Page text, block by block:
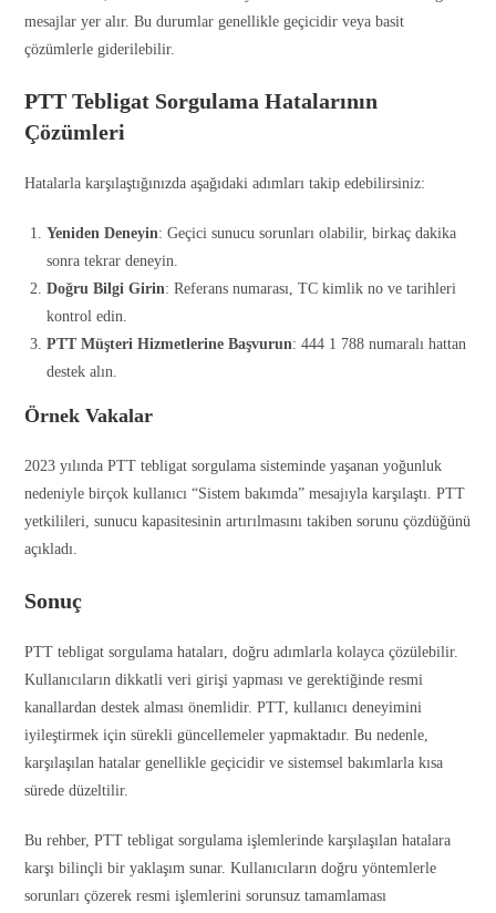
mesajlar yer alır. Bu durumlar genellikle geçicidir veya basit
çözümlerle giderilebilir.
PTT Tebligat Sorgulama Hatalarının
Çözümleri
Hatalarla karşılaştığınızda aşağıdaki adımları takip edebilirsiniz:
Yeniden Deneyin: Geçici sunucu sorunları olabilir, birkaç dakika
sonra tekrar deneyin.
Doğru Bilgi Girin: Referans numarası, TC kimlik no ve tarihleri
kontrol edin.
PTT Müşteri Hizmetlerine Başvurun: 444 1 788 numaralı hattan
destek alın.
Örnek Vakalar
2023 yılında PTT tebligat sorgulama sisteminde yaşanan yoğunluk
nedeniyle birçok kullanıcı “Sistem bakımda” mesajıyla karşılaştı. PTT
yetkilileri, sunucu kapasitesinin artırılmasını takiben sorunu çözdüğünü
açıkladı.
Sonuç
PTT tebligat sorgulama hataları, doğru adımlarla kolayca çözülebilir.
Kullanıcıların dikkatli veri girişi yapması ve gerektiğinde resmi
kanallardan destek alması önemlidir. PTT, kullanıcı deneyimini
iyileştirmek için sürekli güncellemeler yapmaktadır. Bu nedenle,
karşılaşılan hatalar genellikle geçicidir ve sistemsel bakımlarla kısa
sürede düzeltilir.
Bu rehber, PTT tebligat sorgulama işlemlerinde karşılaşılan hatalara
karşı bilinçli bir yaklaşım sunar. Kullanıcıların doğru yöntemlerle
sorunları çözerek resmi işlemlerini sorunsuz tamamlaması